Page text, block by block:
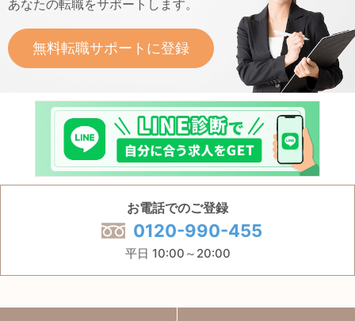
あなたの転職をサポートします。
無料転職サポートに登録
お電話でのご登録
0120-990-455
平日 10:00～20:00